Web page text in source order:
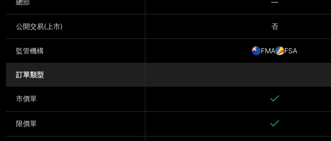
總部 —
公開交易(上市) 否
監管機構 FMA FSA
訂單類型
市價單
限價單